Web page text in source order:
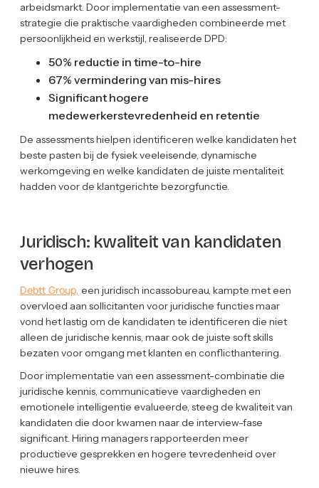
arbeidsmarkt. Door implementatie van een assessment-
strategie die praktische vaardigheden combineerde met
persoonlijkheid en werkstijl, realiseerde DPD:
50% reductie in time-to-hire
67% vermindering van mis-hires
Significant hogere
medewerkerstevredenheid en retentie
De assessments hielpen identificeren welke kandidaten het
beste pasten bij de fysiek veeleisende, dynamische
werkomgeving en welke kandidaten de juiste mentaliteit
hadden voor de klantgerichte bezorgfunctie.
Juridisch: kwaliteit van kandidaten
verhogen
Debtt Group, een juridisch incassobureau, kampte met een
overvloed aan sollicitanten voor juridische functies maar
vond het lastig om de kandidaten te identificeren die niet
alleen de juridische kennis, maar ook de juiste soft skills
bezaten voor omgang met klanten en conflicthantering.
Door implementatie van een assessment-combinatie die
juridische kennis, communicatieve vaardigheden en
emotionele intelligentie evalueerde, steeg de kwaliteit van
kandidaten die door kwamen naar de interview-fase
significant. Hiring managers rapporteerden meer
productieve gesprekken en hogere tevredenheid over
nieuwe hires.